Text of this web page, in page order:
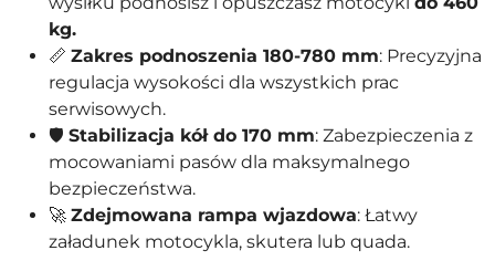
kg.
📏 Zakres podnoszenia 180-780 mm: Precyzyjna
regulacja wysokości dla wszystkich prac
serwisowych.
🛡️ Stabilizacja kół do 170 mm: Zabezpieczenia z
mocowaniami pasów dla maksymalnego
bezpieczeństwa.
🚀 Zdejmowana rampa wjazdowa: Łatwy
załadunek motocykla, skutera lub quada.